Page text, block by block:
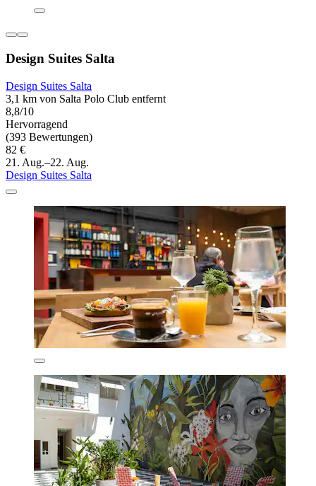
Design Suites Salta
Design Suites Salta
3,1 km von Salta Polo Club entfernt
8,8/10
Hervorragend
(393 Bewertungen)
82 €
21. Aug.–22. Aug.
Design Suites Salta